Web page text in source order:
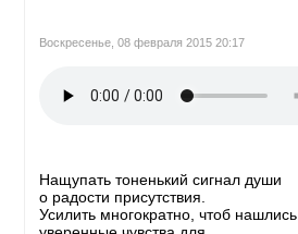
Воскресенье, 08 февраля 2015 20:17
Нащупать тоненький сигнал души
о радости присутствия.
Усилить многократно, чтоб нашлись